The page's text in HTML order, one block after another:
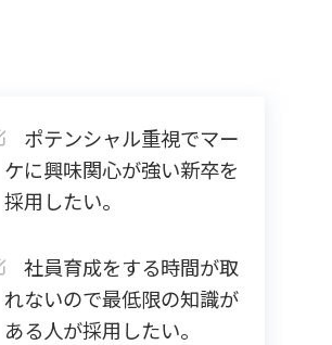
ポテンシャル重視でマー
ケに興味関心が強い新卒を
採用したい。
社員育成をする時間が取
れないので最低限の知識が
ある人が採用したい。